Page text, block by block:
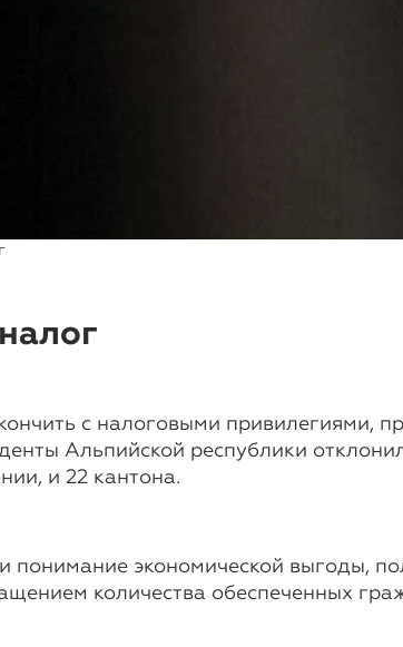
с налоговыми привилегиями,
Альпийской республики
и 22 кантона.
экономической выгоды,
количества обеспеченных